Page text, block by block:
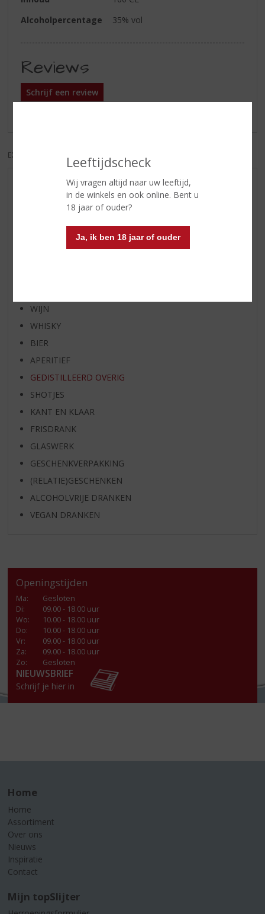
Leeftijdscheck
Wij vragen altijd naar uw leeftijd,
in de winkels en ook online. Bent u
18 jaar of ouder?
Ja, ik ben 18 jaar of ouder
Alcoholpercentage
35% vol
Reviews
Schrijf een review
EXCL. BTW
AANBIEDINGEN
WIJN VAN DE MAAND
RUM VAN DE MAAND
WIJN
WHISKY
BIER
APERITIEF
GEDISTILLEERD OVERIG
SHOTJES
KANT EN KLAAR
FRISDRANK
GLASWERK
GESCHENKVERPAKKING
(RELATIE)GESCHENKEN
ALCOHOLVRIJE DRANKEN
VEGAN DRANKEN
Openingstijden
Ma:
Gesloten
Di:
09.00 - 18.00 uur
Wo:
10.00 - 18.00 uur
Do:
10.00 - 18.00 uur
Vr:
09.00 - 18.00 uur
Za:
09.00 - 18.00 uur
Zo:
Gesloten
NIEUWSBRIEF
Schrijf je hier in
Home
Home
Assortiment
Over ons
Nieuws
Inspiratie
Contact
Mijn topSlijter